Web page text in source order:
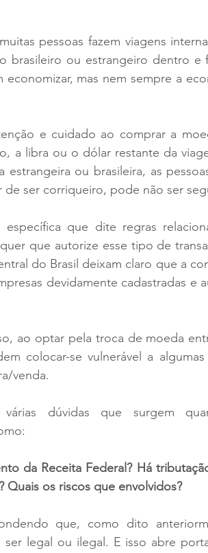
pessoas fazem viagens
brasileiro ou estrangeiro dentro
mas nem sempre a
e cuidado ao comprar a
a libra ou o dólar restante da
estrangeira ou brasileira, as
de ser corriqueiro, pode não ser
específica que dite regras
que autorize esse tipo de
do Brasil deixam claro que a
devidamente cadastradas e
ao optar pela troca de moeda
colocar-se vulnerável a
venda.
dúvidas que surgem
da Receita Federal? Há
Quais os riscos que envolvidos?
que, como dito
ser legal ou ilegal. E isso abre